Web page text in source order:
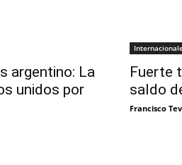
argentino: La
unidos por
Fuerte
saldo
Francisco